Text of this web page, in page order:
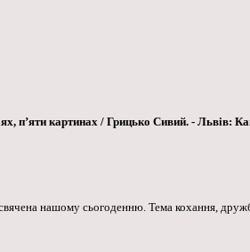
п’яти картинах / Грицько Сивий. - Львів:
нашому сьогоденню. Тема кохання,